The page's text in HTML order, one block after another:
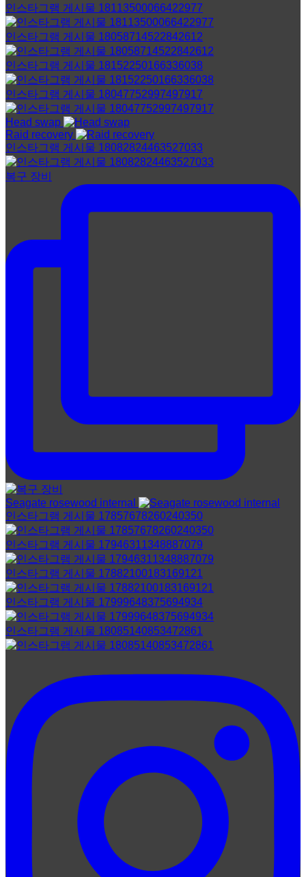
인스타그램 게시물 18113500066422977
인스타그램 게시물 18058714522842612
인스타그램 게시물 18152250166336038
인스타그램 게시물 18047752997497917
Head swap
Raid recovery
인스타그램 게시물 18082824463527033
복구 장비
Seagate rosewood internal
인스타그램 게시물 17857678260240350
인스타그램 게시물 17946311348887079
인스타그램 게시물 17882100183169121
인스타그램 게시물 17999648375694934
인스타그램 게시물 18085140853472861